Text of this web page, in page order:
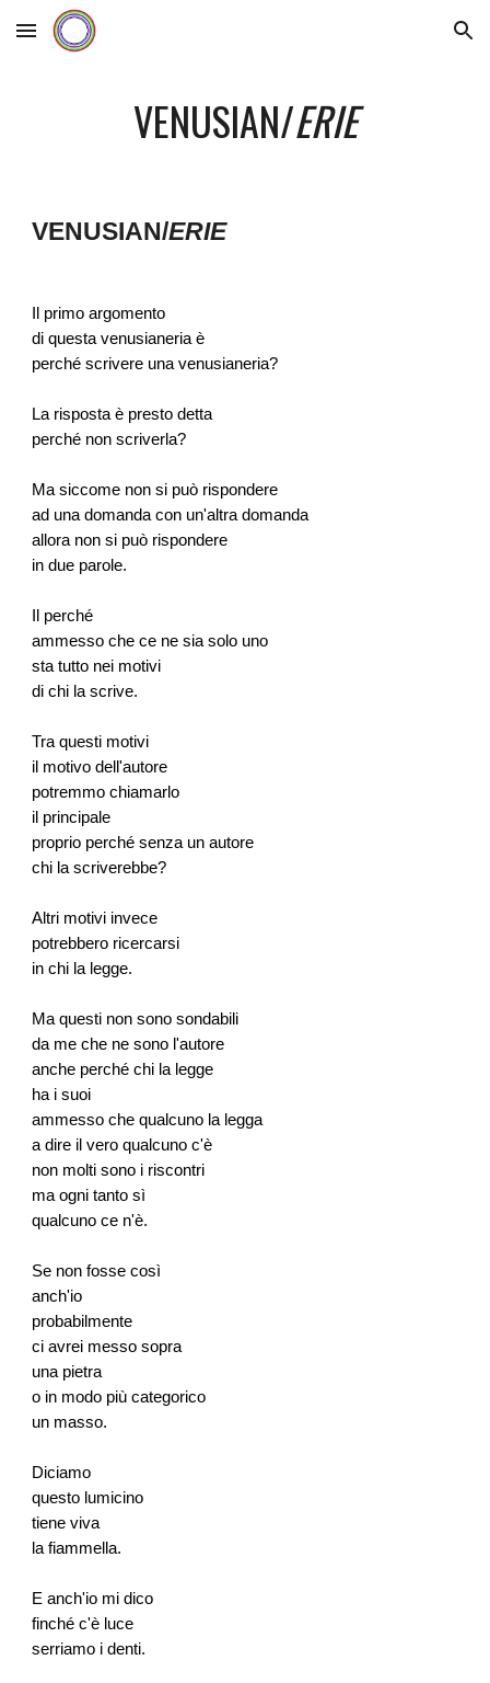
Skip to main content Skip to navigation
VENUSIAN/ERIE
VENUSIAN/ERIE
Il primo argomento
di questa venusianeria è
perché scrivere una venusianeria?
La risposta è presto detta
perché non scriverla?
Ma siccome non si può rispondere
ad una domanda con un'altra domanda
allora non si può rispondere
in due parole.
Il perché
ammesso che ce ne sia solo uno
sta tutto nei motivi
di chi la scrive.
Tra questi motivi
il motivo dell'autore
potremmo chiamarlo
il principale
proprio perché senza un autore
chi la scriverebbe?
Altri motivi invece
potrebbero ricercarsi
in chi la legge.
Ma questi non sono sondabili
da me che ne sono l'autore
anche perché chi la legge
ha i suoi
ammesso che qualcuno la legga
a dire il vero qualcuno c'è
non molti sono i riscontri
ma ogni tanto sì
qualcuno ce n'è.
Se non fosse così
anch'io
probabilmente
ci avrei messo sopra
una pietra
o in modo più categorico
un masso.
Diciamo
questo lumicino
tiene viva
la fiammella.
E anch'io mi dico
finché c'è luce
serriamo i denti.